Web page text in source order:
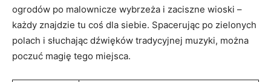
ogrodów po malownicze ⁤wybrzeża i​ zaciszne wioski –
każdy​ znajdzie tu coś‌ dla ‍siebie. Spacerując po zielonych
polach ​i słuchając ‍dźwięków ⁣tradycyjnej⁢ muzyki, można
poczuć ‍magię tego miejsca.